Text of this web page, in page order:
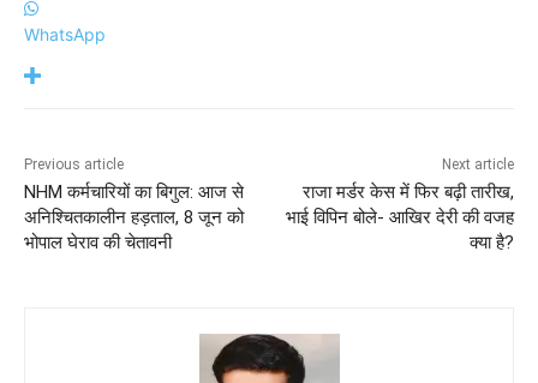
WhatsApp
Previous article
NHM कर्मचारियों का बिगुल: आज से
अनिश्चितकालीन हड़ताल, 8 जून को
भोपाल घेराव की चेतावनी
Next article
राजा मर्डर केस में फिर बढ़ी तारीख,
भाई विपिन बोले- आखिर देरी की वजह
क्या है?